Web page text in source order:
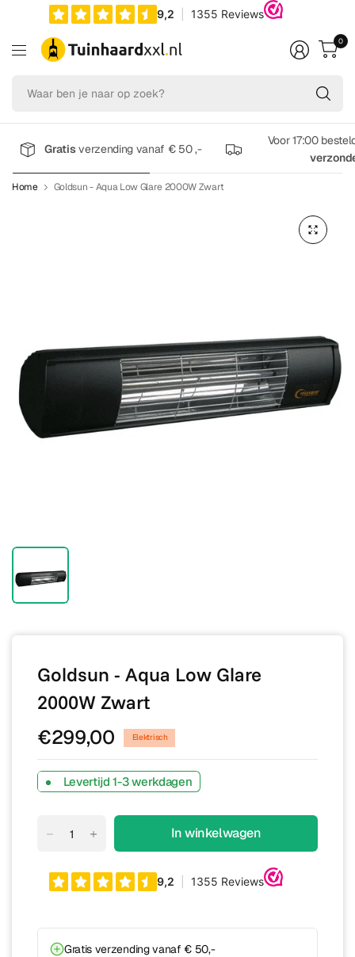
op
0
Gratisverzending vanaf € 50 ,-
Voor 17:00
Home Goldsun - Aqua Low Glare 2000W Zwart
Goldsun - Aqua Low Glare
2000W Zwart
€299,00 Elektrisch
Levertijd 1-3 werkdagen
In winkelwagen
Gratis verzending vanaf € 50,-